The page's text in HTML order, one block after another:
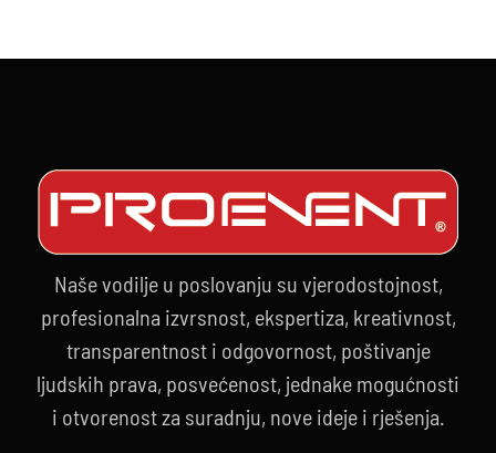
Naše vodilje u poslovanju su vjerodostojnost,
profesionalna izvrsnost, ekspertiza, kreativnost,
transparentnost i odgovornost, poštivanje
ljudskih prava, posvećenost, jednake mogućnosti
i otvorenost za suradnju, nove ideje i rješenja.